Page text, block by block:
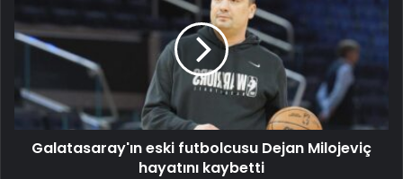
Galatasaray'ın eski futbolcusu Dejan Milojeviç
hayatını kaybetti